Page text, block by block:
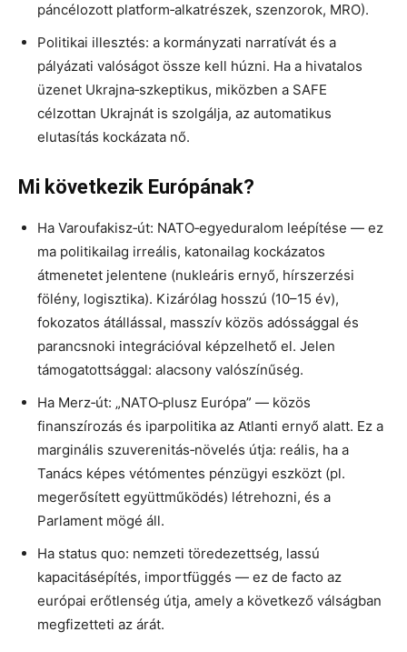
páncélozott platform‑alkatrészek, szenzorok, MRO).
Politikai illesztés: a kormányzati narratívát és a
pályázati valóságot össze kell húzni. Ha a hivatalos
üzenet Ukrajna‑szkeptikus, miközben a SAFE
célzottan Ukrajnát is szolgálja, az automatikus
elutasítás kockázata nő.
Mi következik Európának?
Ha Varoufakisz‑út: NATO‑egyeduralom leépítése — ez
ma politikailag irreális, katonailag kockázatos
átmenetet jelentene (nukleáris ernyő, hírszerzési
fölény, logisztika). Kizárólag hosszú (10–15 év),
fokozatos átállással, masszív közös adóssággal és
parancsnoki integrációval képzelhető el. Jelen
támogatottsággal: alacsony valószínűség.
Ha Merz‑út: „NATO‑plusz Európa” — közös
finanszírozás és iparpolitika az Atlanti ernyő alatt. Ez a
marginális szuverenitás‑növelés útja: reális, ha a
Tanács képes vétómentes pénzügyi eszközt (pl.
megerősített együttműködés) létrehozni, és a
Parlament mögé áll.
Ha status quo: nemzeti töredezettség, lassú
kapacitásépítés, importfüggés — ez de facto az
európai erőtlenség útja, amely a következő válságban
megfizetteti az árát.